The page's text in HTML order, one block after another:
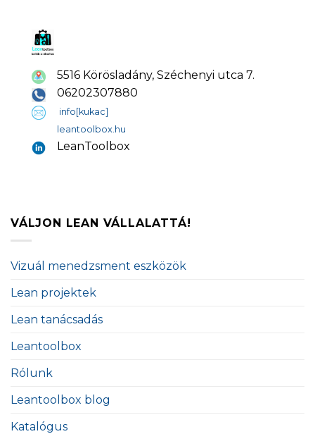
5516 Körösladány, Széchenyi utca 7.
06202307880
info[kukac]
leantoolbox.hu
LeanToolbox
VÁLJON LEAN VÁLLALATTÁ!
Vizuál menedzsment eszközök
Lean projektek
Lean tanácsadás
Leantoolbox
Rólunk
Leantoolbox blog
Katalógus